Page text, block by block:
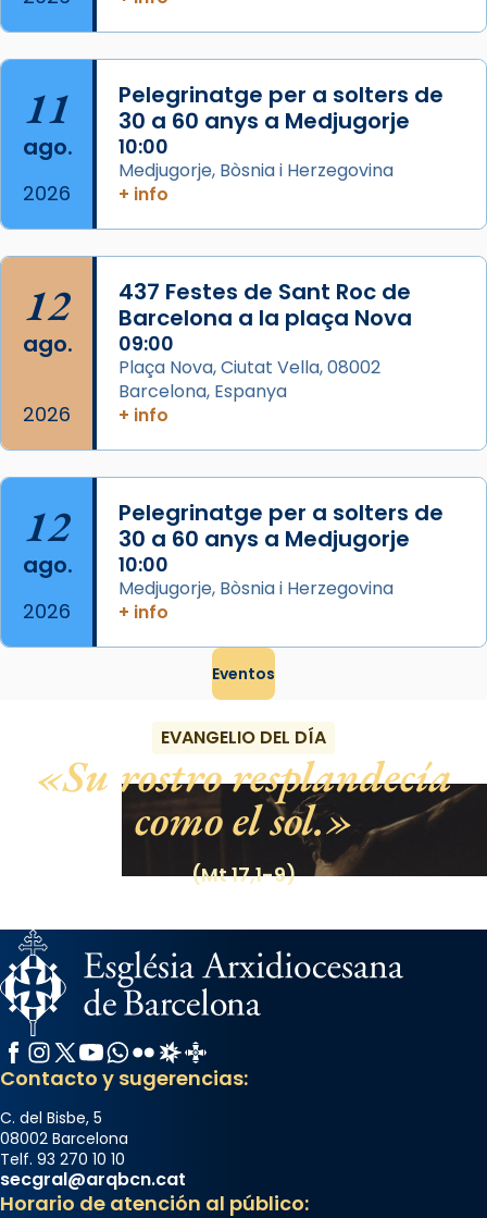
Segons el llibre dels Fets (12,2) fou el primer
apòstol màrtir, decapitat a Jerusalem per
Herodes Agripa (vers l'any 44).
Patró de Galícia, després de les invasions
musulmanes fou venerat com a patró dels
Regnes castellans i més tard de tota
Espanya.
View on Facebook · Share
11
ago.
2026
Pelegrinatge per a solters de
30 a 60 anys a Medjugorje
10:00
Medjugorje, Bòsnia i Herzegovina
+ info
12
ago.
2026
437 Festes de Sant Roc de
Barcelona a la plaça Nova
09:00
Plaça Nova, Ciutat Vella, 08002
Barcelona, Espanya
+ info
12
ago.
2026
Pelegrinatge per a solters de
30 a 60 anys a Medjugorje
10:00
Medjugorje, Bòsnia i Herzegovina
+ info
Eventos
EVANGELIO DEL DÍA
Su rostro resplandecía
como el sol.
(Mt 17,1-9)
Facebook
Instagram
X / Twitter
YouTube
WhatsApp
FlickrRadio Estel
Catalunya Cristiana
Contacto y sugerencias:
C. del Bisbe, 5
08002 Barcelona
Telf. 93 270 10 10
secgral@arqbcn.cat
Horario de atención al público: